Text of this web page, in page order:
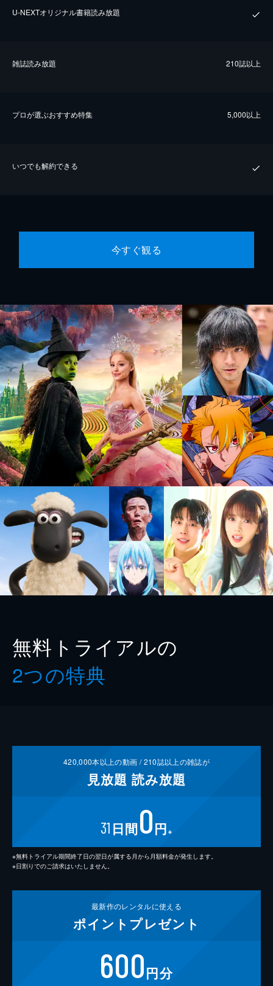
U-NEXTオリジナル書籍読み放題
雑誌読み放題 210誌以上
プロが選ぶおすすめ特集 5,000以上
いつでも解約できる
今すぐ観る
無料トライアルの
2つの特典
420,000本以上の動画 /210誌以上の雑誌が
見放題 読み放題
31 日間0円 ※
※無料トライアル期間終了日の翌日が属する月から月額料金が発生します。
※日割りでのご請求はいたしません。
最新作のレンタルに使える
ポイント プレゼント
600円分